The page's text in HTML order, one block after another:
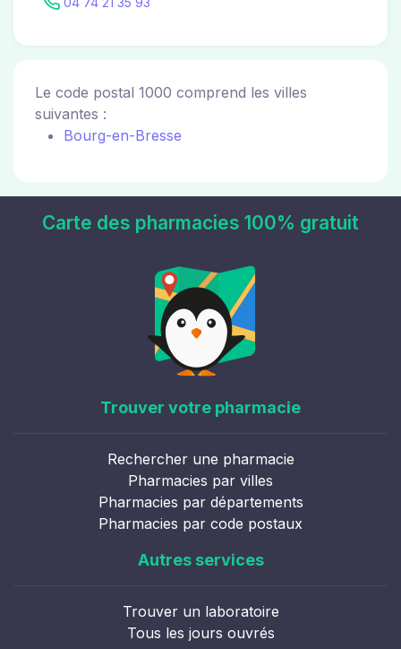
Le code postal 1000 comprend les villes
suivantes :
Bourg-en-Bresse
Carte des pharmacies 100% gratuit
Trouver votre pharmacie
Rechercher une pharmacie
Pharmacies par villes
Pharmacies par départements
Pharmacies par code postaux
Autres services
Trouver un laboratoire
Tous les jours ouvrés